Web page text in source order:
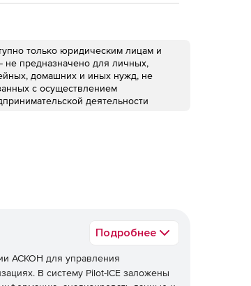
только юридическим лицам и
не предназначено для личных,
домашних и иных нужд, не
с осуществлением
деятельности
Подробнее
АСКОН для управления
В систему Pilot-ICE заложены